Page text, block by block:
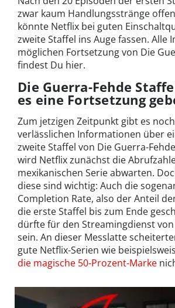
zwar kaum Handlungsstränge
könnte Netflix bei guten
zweite Staffel ins Auge fassen. Alle
möglichen Fortsetzung von Die
findest Du hier.
Die Guerra-Fehde
es eine Fortsetzung
Zum jetzigen Zeitpunkt gibt es
verlässlichen Informationen über
zweite Staffel von Die Guerra-
wird Netflix zunächst die
mexikanischen Serie abwarten.
diese sind wichtig: Auch die
Completion Rate, also der Anteil
die erste Staffel bis zum Ende
dürfte für den Streamingdienst
sein. An dieser Messlatte
gute Netflix-Serien wie
die magische 50-Prozent-Marke